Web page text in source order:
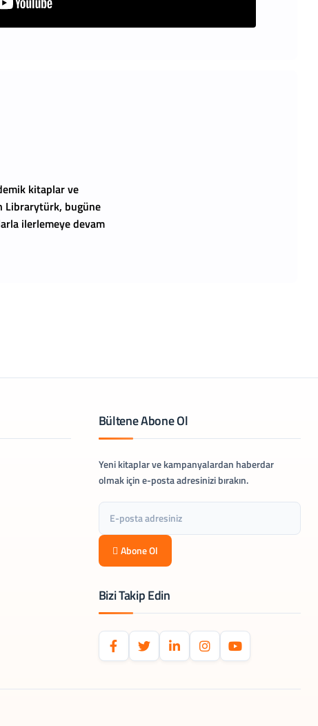
kitaplar ve
Librarytürk, bugüne
ilerlemeye devam
Bültene Abone Ol
Yeni kitaplar ve kampanyalardan haberdar
olmak için e-posta adresinizi bırakın.
Abone Ol
Bizi Takip Edin